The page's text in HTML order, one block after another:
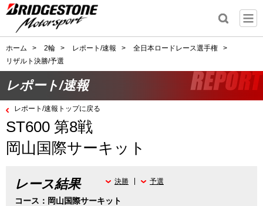
ホーム > 2輪 > レポート/速報 > 全日本ロードレース選手権
>
リザルト決勝/予選
レポート/速報
レポート/速報トップに戻る
ST600 第8戦
岡山国際サーキット
レース結果
コース：岡山国際サーキット
決勝 予選